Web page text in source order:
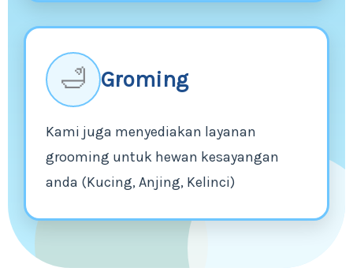
🛁 Groming
Kami juga menyediakan layanan
grooming untuk hewan kesayangan
anda (Kucing, Anjing, Kelinci)